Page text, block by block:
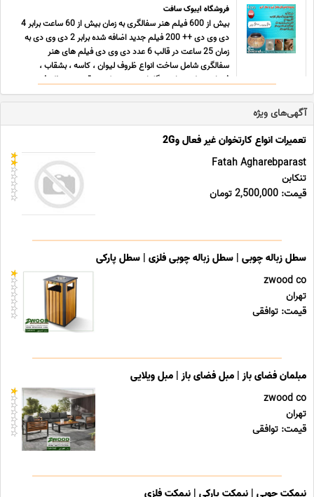
فروشگاه ایبوک سافت
بیش از 600 فیلم هنر سفالگری به زمان بیش از 60 ساعت برابر 4
دی وی دی ++ 200 فیلم جدید اضافه شده برابر 2 دی وی دی به
زمان 25 ساعت در قالب 6 عدد دی وی دی فیلم های هنر
سفالگری شامل ساخت انواع ظروف لیوان ، کاسه ، بشقاب ،
فنجان ، بطری ،پارچ ، گلدان ، دیس ،کوزه ، قوری و … ظروف سه
گوش ، ... ...
آگهی‌های ویژه
تعمیرات انواع کارتخوان غیر فعال و2G
Fatah Agharebparast
تنکابن
قیمت: 2,500,000 تومان
سطل زباله چوبی | سطل زباله چوبی فلزی | سطل پارکی
zwood co
تهران
قیمت: توافقی
مبلمان فضای باز | مبل فضای باز | مبل ویلایی
zwood co
تهران
قیمت: توافقی